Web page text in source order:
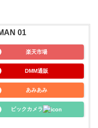
01
楽天市場
DMM通販
あみあみ
ビックカメラ